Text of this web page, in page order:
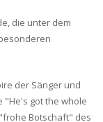
die unter dem
der Sänger und
"He's got the whole
Botschaft" des